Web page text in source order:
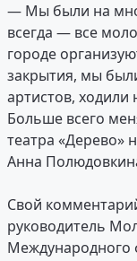
— Мы были на
всегда — все
городе
закрытия, мы
артистов, ходили
Больше всего
театра «Дерево»
Анна
Свой
руководитель
Международного